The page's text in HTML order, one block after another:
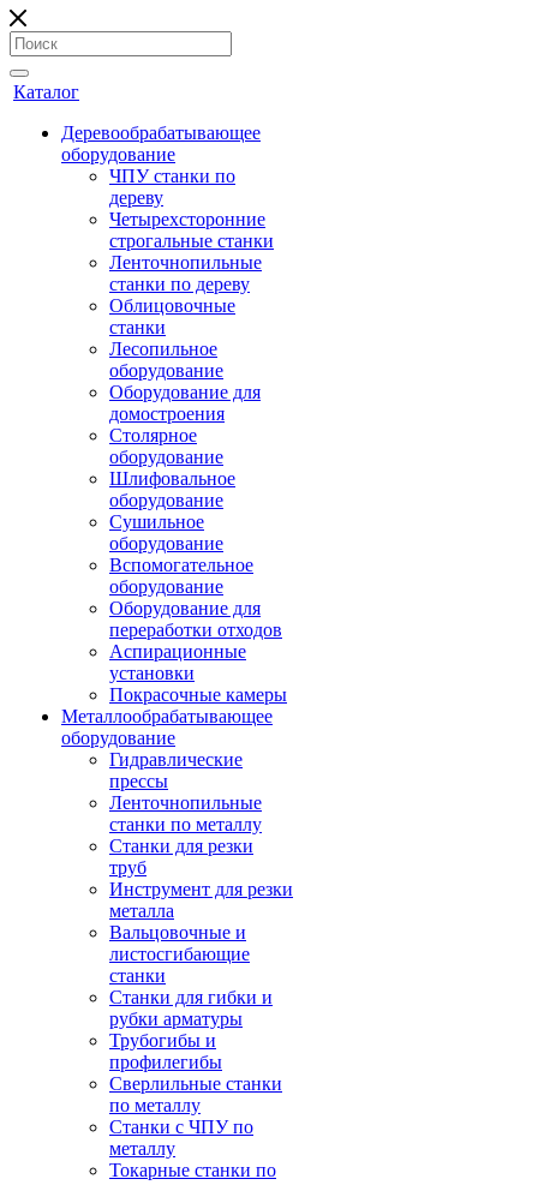
Каталог
Деревообрабатывающее
оборудование
ЧПУ станки по
дереву
Четырехсторонние
строгальные станки
Ленточнопильные
станки по дереву
Облицовочные
станки
Лесопильное
оборудование
Оборудование для
домостроения
Столярное
оборудование
Шлифовальное
оборудование
Сушильное
оборудование
Вспомогательное
оборудование
Оборудование для
переработки отходов
Аспирационные
установки
Покрасочные камеры
Металлообрабатывающее
оборудование
Гидравлические
прессы
Ленточнопильные
станки по металлу
Станки для резки
труб
Инструмент для резки
металла
Вальцовочные и
листосгибающие
станки
Станки для гибки и
рубки арматуры
Трубогибы и
профилегибы
Сверлильные станки
по металлу
Станки с ЧПУ по
металлу
Токарные станки по